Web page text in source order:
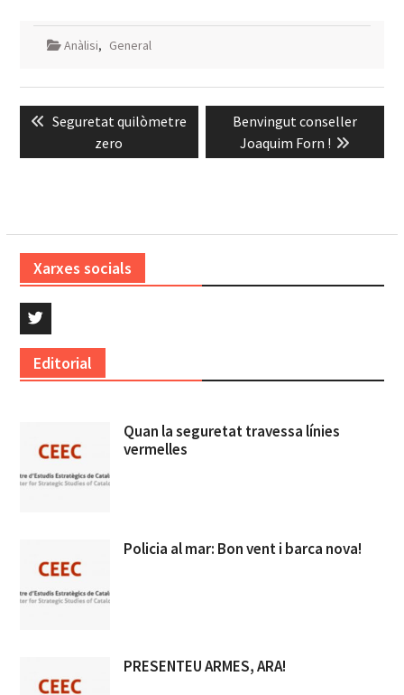
Anàlisi, General
d'entrades
Previous
Seguretat quilòmetre
zero
Next
post:
Benvingut conseller
Joaquim Forn !
Xarxes socials
Editorial
Quan la seguretat travessa línies
vermelles
Policia al mar: Bon vent i barca nova!
PRESENTEU ARMES, ARA!